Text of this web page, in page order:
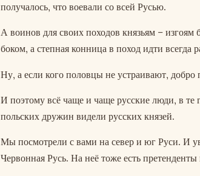
получалось, что воевали со всей Русью.
А воинов для своих походов князьям – изгоям
боком, а степная конница в поход идти всегда
Ну, а если кого половцы не устраивают, добро
И поэтому всё чаще и чаще русские люди, в
польских дружин видели русских князей.
Мы посмотрели с вами на север и юг Руси. И
Червонная Русь. На неё тоже есть претенденты